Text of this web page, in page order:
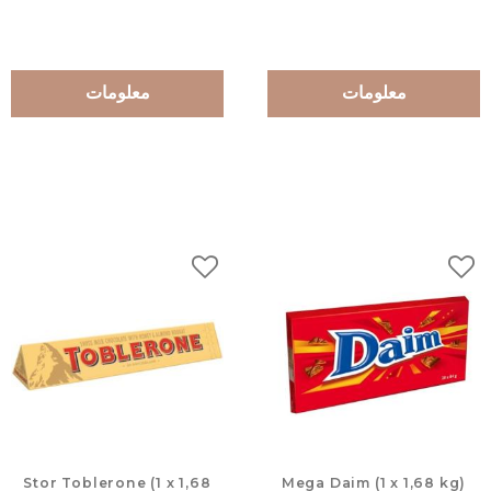
معلومات معلومات
Stor Toblerone (1 x 1,68
إضافة إلى المفضلات
Mega Daim (1 x 1,68 kg)